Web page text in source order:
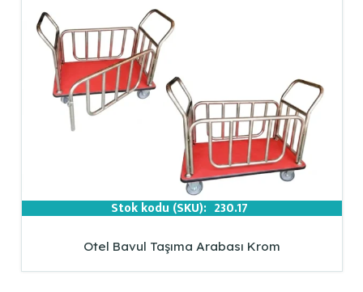
Stok kodu (SKU): 230.17
Otel Bavul Taşıma Arabası Krom